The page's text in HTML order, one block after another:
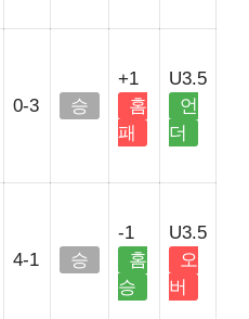
0-3 승
+1
홈
패
U3.5
언
더
4-1 승
-1
홈
승
U3.5
오
버